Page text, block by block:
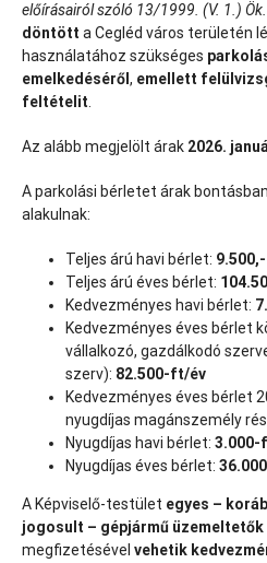
előírásairól szóló 13/1999. (V. 1.)
döntött a Cegléd város területén
használatához szükséges
emelkedéséről , emellett
feltételit
Az alább megjelölt árak 2026.
A parkolási bérletet árak
alakulnak:
Teljes árú havi bérlet:
Teljes árú éves bérlet:
Kedvezményes havi bérlet:
Kedvezményes éves bérlet
vállalkozó, gazdálkodó
szerv): 82.500-ft/év
Kedvezményes éves bérlet
nyugdíjas magánszemély
Nyugdíjas havi bérlet:
Nyugdíjas éves bérlet:
A Képviselő-testület egyes –
jogosult – gépjármű üzemeltetők
megfizetésével vehetik